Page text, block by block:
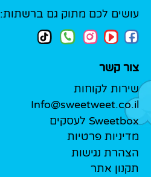
עושים לכם מתוק גם ברשתות:
צור קשר
שירות לקוחות
Info@sweetweet.co.il
Sweetbox לעסקים
מדיניות פרטיות
הצהרת נגישות
תקנון אתר